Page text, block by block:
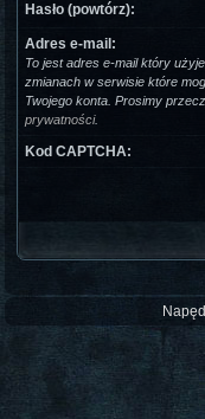
Hasło (powtórz):
Adres e-mail:
To jest adres e-mail który
zmianach w serwisie które
Twojego konta. Prosimy
prywatności.
Kod CAPTCHA: